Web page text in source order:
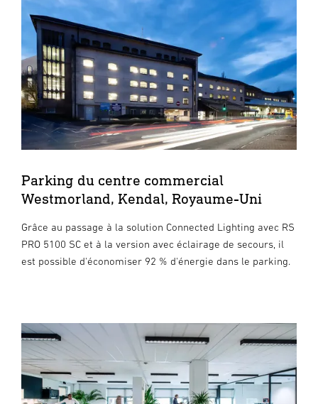
Parking du centre commercial
Westmorland, Kendal, Royaume-Uni
Grâce au passage à la solution Connected Lighting avec RS
PRO 5100 SC et à la version avec éclairage de secours, il
est possible d'économiser 92 % d'énergie dans le parking.